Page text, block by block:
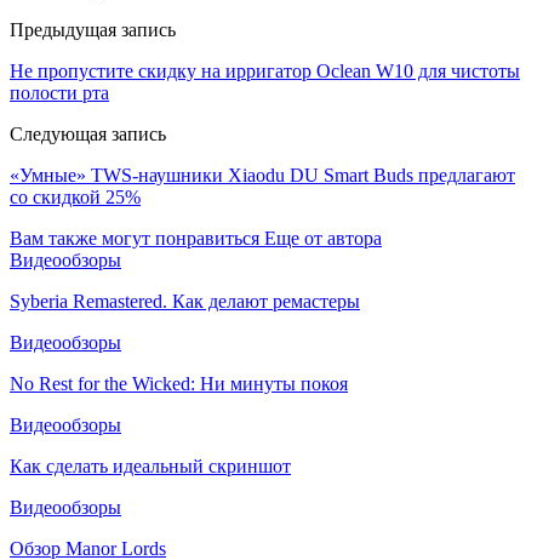
Предыдущая запись
Не пропустите скидку на ирригатор Oclean W10 для чистоты
полости рта
Следующая запись
«Умные» TWS-наушники Xiaodu DU Smart Buds предлагают
со скидкой 25%
Вам также могут понравиться Еще от автора
Видеообзоры
Syberia Remastered. Как делают ремастеры
Видеообзоры
No Rest for the Wicked: Ни минуты покоя
Видеообзоры
Как сделать идеальный скриншот
Видеообзоры
Обзор Manor Lords